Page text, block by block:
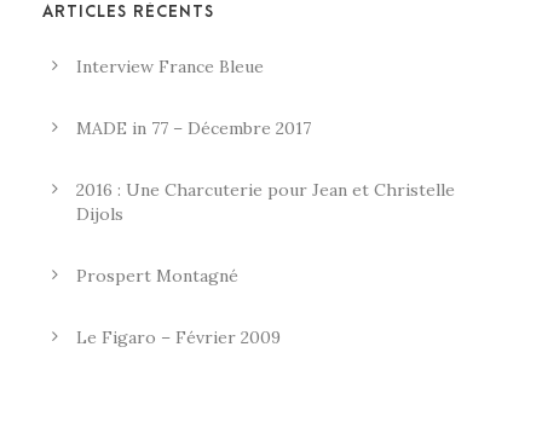
ARTICLES RÉCENTS
Interview France Bleue
MADE in 77 – Décembre 2017
2016 : Une Charcuterie pour Jean et Christelle
Dijols
Prospert Montagné
Le Figaro – Février 2009